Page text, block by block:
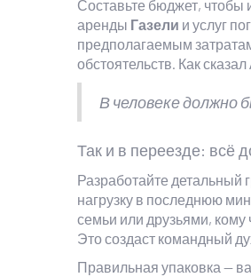
Составьте бюджет, чтобы
аренды Газели и услуг
предполагаемым
обстоятельств. Как
В человеке должно
Так и в переезде: всё
Разработайте детальный
нагрузку в последнюю
семьи или друзьями, кому
Это создаст командный
Правильная упаковка —